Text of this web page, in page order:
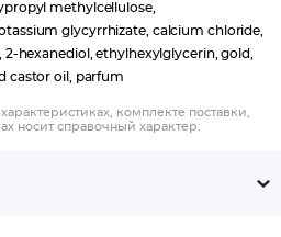
methylcellulose,
glycyrrhizate, calcium chloride,
hexanediol, ethylhexylglycerin, gold,
castor oil, parfum
комплекте поставки,
носит справочный характер.